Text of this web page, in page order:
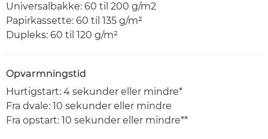
Universalbakke: 60 til 200 g/m2
Papirkassette: 60 til 135 g/m²
Dupleks: 60 til 120 g/m²
Opvarmningstid
Hurtigstart: 4 sekunder eller mindre*
Fra dvale: 10 sekunder eller mindre
Fra opstart: 10 sekunder eller mindre**